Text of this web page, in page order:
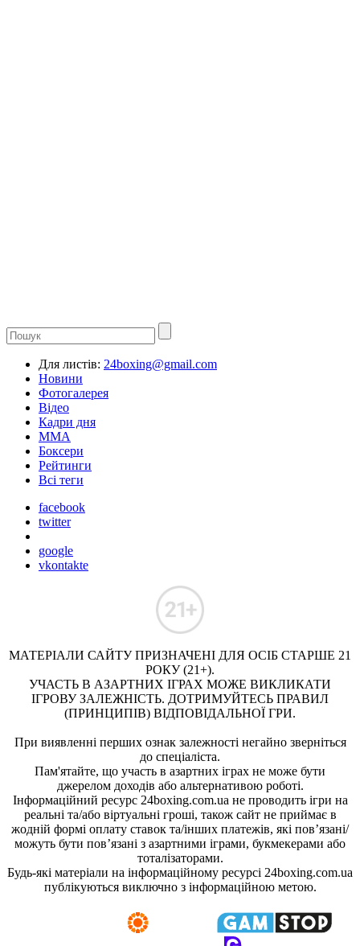
Для листів: 24boxing@gmail.com
Новини
Фотогалерея
Відео
Кадри дня
ММА
Боксери
Рейтинги
Всі теги
facebook
twitter
google
vkontakte
МАТЕРІАЛИ САЙТУ ПРИЗНАЧЕНІ ДЛЯ ОСІБ СТАРШЕ 21
РОКУ (21+).
УЧАСТЬ В АЗАРТНИХ ІГРАХ МОЖЕ ВИКЛИКАТИ
ІГРОВУ ЗАЛЕЖНІСТЬ. ДОТРИМУЙТЕСЬ ПРАВИЛ
(ПРИНЦИПІВ) ВІДПОВІДАЛЬНОЇ ГРИ.
При виявленні перших ознак залежності негайно зверніться
до спеціаліста.
Пам'ятайте, що участь в азартних іграх не може бути
джерелом доходів або альтернативою роботі.
Інформаційний ресурс 24boxing.com.ua не проводить ігри на
реальні та/або віртуальні гроші, також сайт не приймає в
жодній формі оплату ставок та/інших платежів, які пов’язані/
можуть бути пов’язані з азартними іграми, букмекерами або
тоталізаторами.
Будь-які матеріали на інформаційному ресурсі 24boxing.com.ua
публікуються виключно з інформаційною метою.